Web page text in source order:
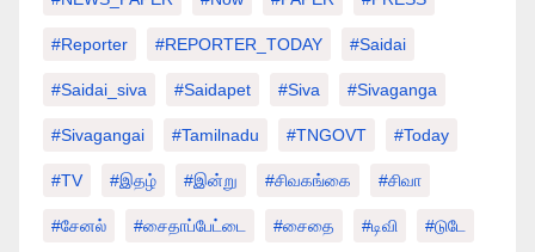
#Reporter #REPORTER_TODAY #saidai
#saidai_siva #saidapet #Siva #Sivaganga
#sivagangai #tamilnadu #TNGOVT #today
#TV #இதழ் #இன்று #சிவகங்கை #சிவா
#சேனல் #சைதாப்பேட்டை #சைதை #டிவி #டுடே